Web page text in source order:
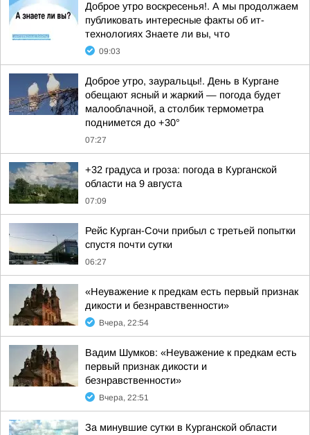
Доброе утро воскресенья!. А мы продолжаем
публиковать интересные факты об ит-
технологиях Знаете ли вы, что
09:03
Доброе утро, зауральцы!. День в Кургане
обещают ясный и жаркий — погода будет
малооблачной, а столбик термометра
поднимется до +30°
07:27
+32 градуса и гроза: погода в Курганской
области на 9 августа
07:09
Рейс Курган-Сочи прибыл с третьей попытки
спустя почти сутки
06:27
«Неуважение к предкам есть первый признак
дикости и безнравственности»
Вчера, 22:54
Вадим Шумков: «Неуважение к предкам есть
первый признак дикости и
безнравственности»
Вчера, 22:51
За минувшие сутки в Курганской области